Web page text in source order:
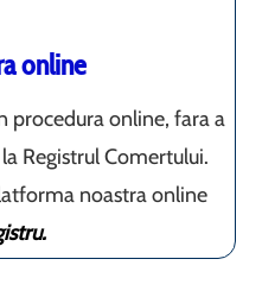
online
procedura online, fara a
Registrul Comertului.
noastra online